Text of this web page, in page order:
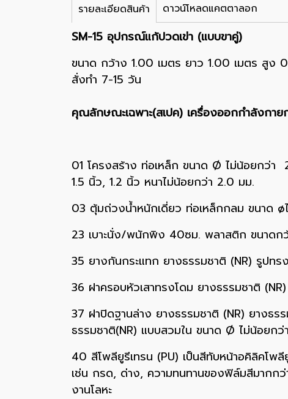
รายละเอียดสินค้า ดาวน์โหลดแคตตาลอก
SM-15 อุปกรณ์แก้ปวดเข่า (แบบขาคู่)
ขนาด กว้าง 1.00 เมตร ยาว 1.00 เมตร สูง
สั่งทำ 7-15 วัน
คุณลักษณะเฉพาะ(สเปค) เครื่องออกกำลังกา
01 โครงสร้าง ท่อเหล็ก ขนาด Ø ไม่น้อยกว่
1.5 นิ้ว, 1.2 นิ้ว หนาไม่น้อยกว่า 2.0 มม.
03 ตุ้มถ่วงน้ำหนักเดี่ยว ท่อเหล็กกลม ขนาด
23 เบาะนั่ง/พนักพิง 40ซม. พลาสติก ขนาดก
35 ยางกันกระแทก ยางธรรมชาติ (NR) รูปท
36 ฝาครอบหัวเสาทรงโดม ยางธรรมชาติ
37 ฝาปิดฐานล่าง ยางธรรมชาติ (NR) ยางธ
ธรรมชาติ(NR) แบบสวมใน ขนาด Ø ไม่น้อยก
40 สีโพลียูรีเทรน (PU) เป็นสีทับหน้าอคิลิคโพ
เช่น กรด, ด่าง, ความทนทานของฟิล์มสีมากก
งานโลหะ